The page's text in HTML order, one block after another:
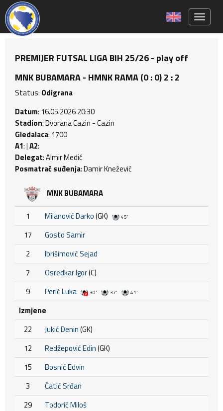
PREMIJER FUTSAL LIGA BIH 25/26 - play off
MNK BUBAMARA - HMNK RAMA (0 : 0) 2 : 2
Status: Odigrana
Datum: 16.05.2026 20:30
Stadion: Dvorana Cazin - Cazin
Gledalaca: 1700
A1: |A2:
Delegat: Almir Medić
Posmatrač suđenja: Damir Knežević
MNK BUBAMARA
1 Milanović Darko(GK) 45'
17
Gosto Samir
2
Ibrišimović Sejad
7
Osredkar Igor(C)
9
Perić Luka 30' 37' 41'
Izmjene
22
Jukić Denin(GK)
12
Redžepović Edin(GK)
15
Bosnić Edvin
3
Ćatić Srđan
29
Todorić Miloš